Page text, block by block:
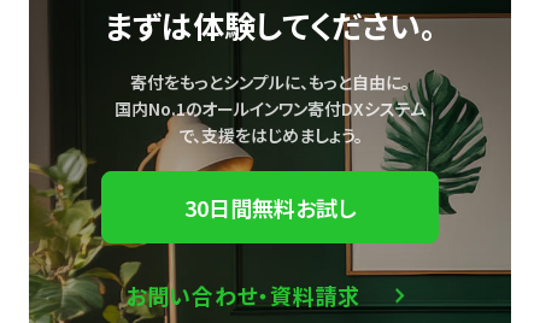
まずは体験してください。
寄付をもっとシンプルに、もっと自由に。
国内No.1のオールインワン寄付DXシステム
で、支援をはじめましょう。
30日間無料お試し
お問い合わせ・資料請求